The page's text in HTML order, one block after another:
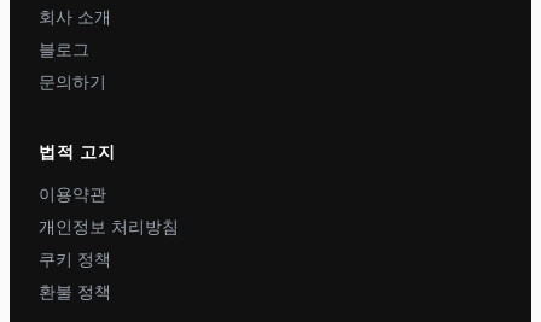
회사 소개
블로그
문의하기
법적 고지
이용약관
개인정보 처리방침
쿠키 정책
환불 정책